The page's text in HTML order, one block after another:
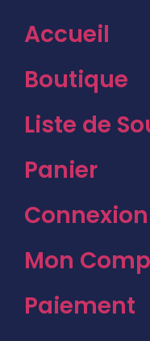
Accueil
Boutique
Liste de
Panier
Mon
Paiement